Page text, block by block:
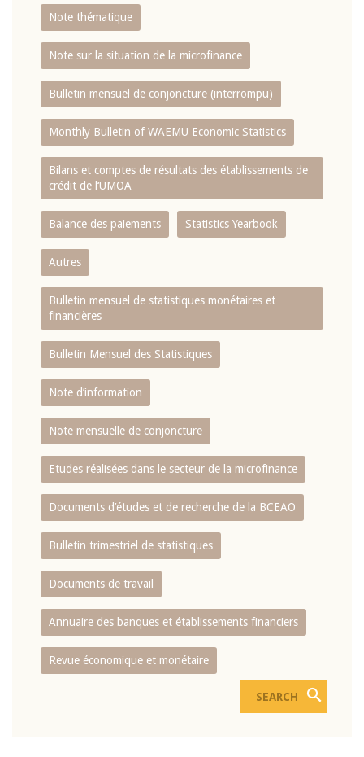
Note thématique
Note sur la situation de la microfinance
Bulletin mensuel de conjoncture (interrompu)
Monthly Bulletin of WAEMU Economic Statistics
Bilans et comptes de résultats des établissements de
crédit de l‘UMOA
Balance des paiements Statistics Yearbook
Autres
Bulletin mensuel de statistiques monétaires et
financières
Bulletin Mensuel des Statistiques
Note d’information
Note mensuelle de conjoncture
Etudes réalisées dans le secteur de la microfinance
Documents d’études et de recherche de la BCEAO
Bulletin trimestriel de statistiques
Documents de travail
Annuaire des banques et établissements financiers
Revue économique et monétaire